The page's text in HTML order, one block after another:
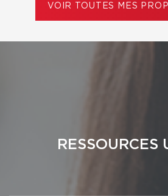
VOIR TOUTES MES
RESSOURCES